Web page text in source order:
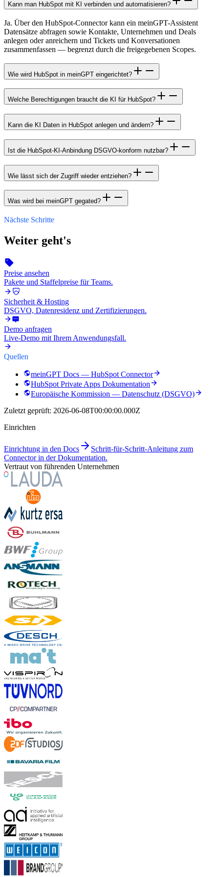
Kann man HubSpot mit KI verbinden und automatisieren?
Ja. Über den HubSpot-Connector kann ein meinGPT-Assistent
Datensätze abfragen sowie Kontakte, Unternehmen und Deals
anlegen oder anreichern und Tickets und Konversationen
zusammenfassen — begrenzt durch die freigegebenen Scopes.
Wie wird HubSpot in meinGPT eingerichtet?
Welche Berechtigungen braucht die KI für HubSpot?
Kann die KI Daten in HubSpot anlegen und ändern?
Ist die HubSpot-KI-Anbindung DSGVO-konform nutzbar?
Wie lässt sich der Zugriff wieder entziehen?
Was wird bei meinGPT gegated?
Nächste Schritte
Weiter geht's
Preise ansehen
Pakete und Staffelpreise für Teams.
Sicherheit & Hosting
DSGVO, Datenresidenz und Zertifizierungen.
Demo anfragen
Live-Demo mit Ihrem Anwendungsfall.
Quellen
meinGPT Docs — HubSpot Connector
HubSpot Private Apps Dokumentation
Europäische Kommission — Datenschutz (DSGVO)
Zuletzt geprüft: 2026-06-08T00:00:00.000Z
Einrichten
Einrichtung in den Docs
Schritt-für-Schritt-Anleitung zum
Connector in der Dokumentation.
Vertraut von führenden Unternehmen